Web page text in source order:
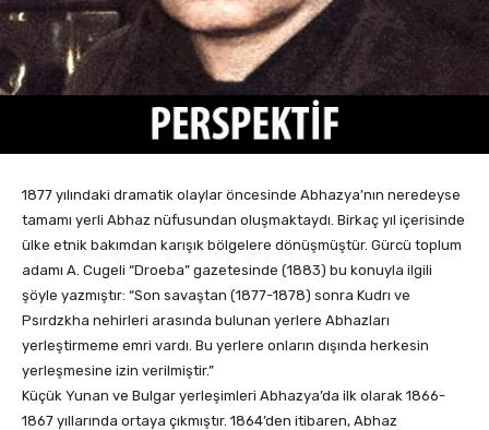
1877 yılındaki dramatik olaylar öncesinde Abhazya’nın neredeyse
tamamı yerli Abhaz nüfusundan oluşmaktaydı. Birkaç yıl içerisinde
ülke etnik bakımdan karışık bölgelere dönüşmüştür. Gürcü toplum
adamı A. Cugeli “Droeba” gazetesinde (1883) bu konuyla ilgili
şöyle yazmıştır: “Son savaştan (1877-1878) sonra Kudrı ve
Psırdzkha nehirleri arasında bulunan yerlere Abhazları
yerleştirmeme emri vardı. Bu yerlere onların dışında herkesin
yerleşmesine izin verilmiştir.”
Küçük Yunan ve Bulgar yerleşimleri Abhazya’da ilk olarak 1866-
1867 yıllarında ortaya çıkmıştır. 1864’den itibaren, Abhaz